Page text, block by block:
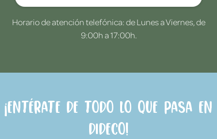
Horario de atención telefónica: de Lunes a Viernes, de
9:00h a 17:00h.
¡Entérate de todo lo que pasa en
Dideco!